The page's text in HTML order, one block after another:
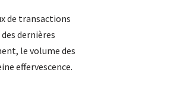
de transactions
dernières
le volume des
effervescence.